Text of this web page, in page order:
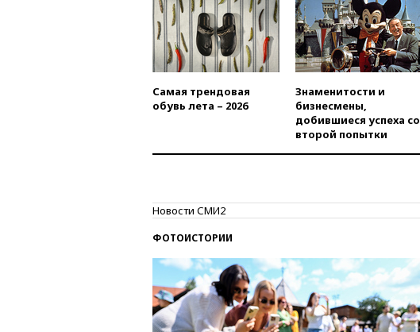
Самая трендовая
обувь лета – 2026
Знаменитости и
бизнесмены,
добившиеся успеха со
второй попытки
Новости СМИ2
ФОТОИСТОРИИ